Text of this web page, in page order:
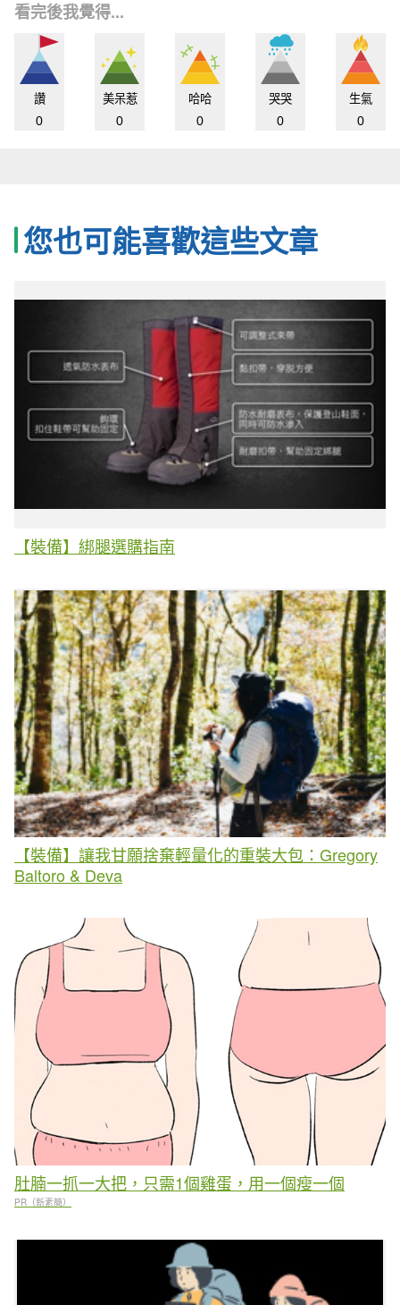
看完後我覺得...
讚
0
美呆惹
0
哈哈
0
哭哭
0
生氣
0
您也可能喜歡這些文章
【裝備】綁腿選購指南
【裝備】讓我甘願捨棄輕量化的重裝大包：Gregory
Baltoro & Deva
肚腩一抓一大把，只需1個雞蛋，用一個瘦一個
PR（新素簡）